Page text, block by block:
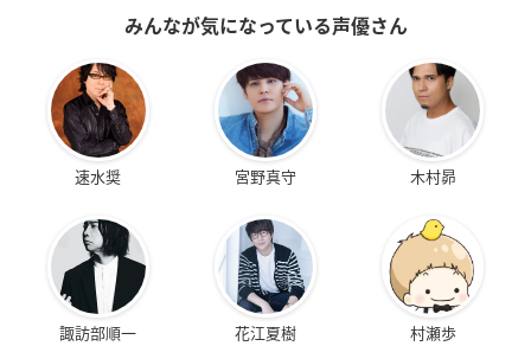
みんなが気になっている声優さん
速水奨 宮野真守 木村昴
諏訪部順一 花江夏樹 村瀬歩